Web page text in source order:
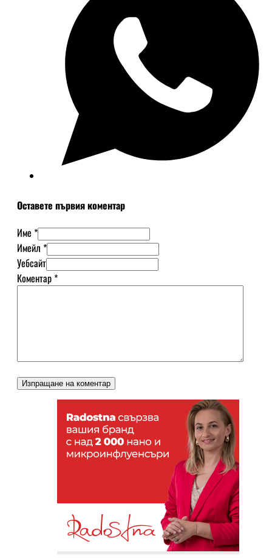
Оставете първия коментар
Име *
Имейл *
Уебсайт
Коментар*